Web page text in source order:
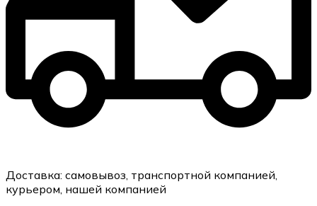
Доставка: самовывоз, транспортной компанией,
курьером, нашей компанией